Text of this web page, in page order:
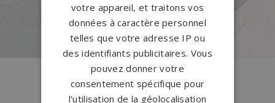
PERSONNALISEZ VOTRE MONUMENT
votre appareil, et traitons vos
données à caractère personnel
telles que votre adresse IP ou
des identifiants publicitaires. Vous
pouvez donner votre
consentement spécifique pour
l’utilisation de la géolocalisation